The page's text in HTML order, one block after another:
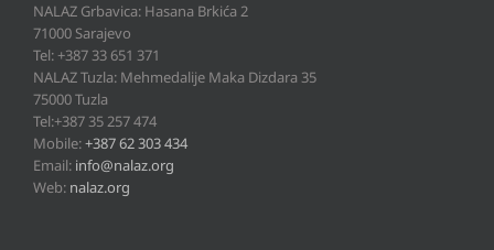
NALAZ Grbavica: Hasana Brkića 2
71000 Sarajevo
Tel: +387 33 651 371
NALAZ Tuzla: Mehmedalije Maka Dizdara 35
75000 Tuzla
Tel:+387 35 257 474
Mobile:+387 62 303 434
Email: info@nalaz.org
Web: nalaz.org